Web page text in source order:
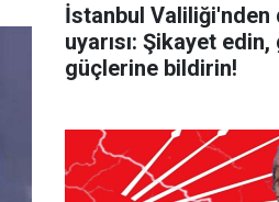
İstanbul Valiliği'nden
uyarısı: Şikayet
güçlerine bildirin!